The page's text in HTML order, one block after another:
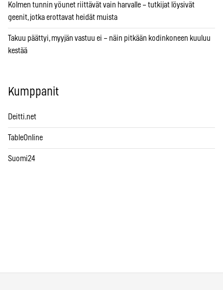
Kolmen tunnin yöunet riittävät vain harvalle – tutkijat löysivät
geenit, jotka erottavat heidät muista
Takuu päättyi, myyjän vastuu ei – näin pitkään kodinkoneen kuuluu
kestää
Kumppanit
Deitti.net
TableOnline
Suomi24